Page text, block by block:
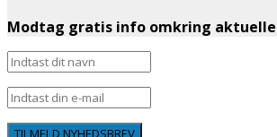
Modtag gratis info omkring
TILMELD NYHEDSBREV